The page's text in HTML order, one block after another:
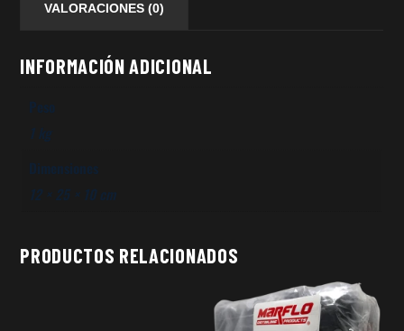
VALORACIONES (0)
INFORMACIÓN ADICIONAL
Dimensiones
12 × 25 × 10 cm
PRODUCTOS RELACIONADOS